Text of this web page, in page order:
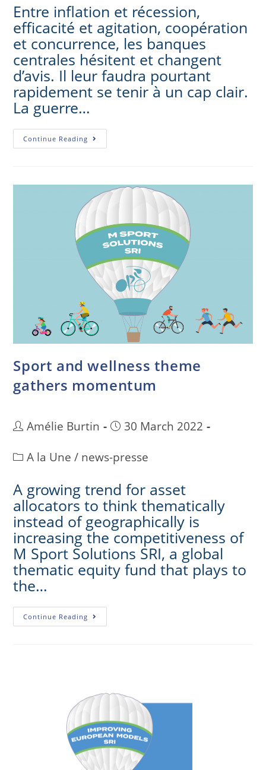
Entre inflation et récession,
efficacité et agitation, coopération
et concurrence, les banques
centrales hésitent et changent
d’avis. Il leur faudra pourtant
rapidement se tenir à un cap clair.
La guerre…
Continue Reading
Sport and wellness theme
gathers momentum
Amélie Burtin
30 March 2022
A la Une / news-presse
A growing trend for asset
allocators to think thematically
instead of geographically is
increasing the competitiveness of
M Sport Solutions SRI, a global
thematic equity fund that plays to
the…
Continue Reading